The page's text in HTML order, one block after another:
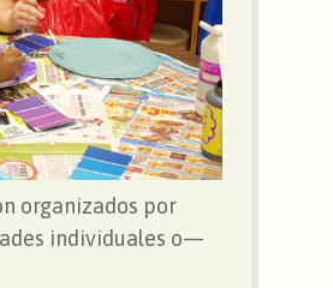
organizados por
individuales o—